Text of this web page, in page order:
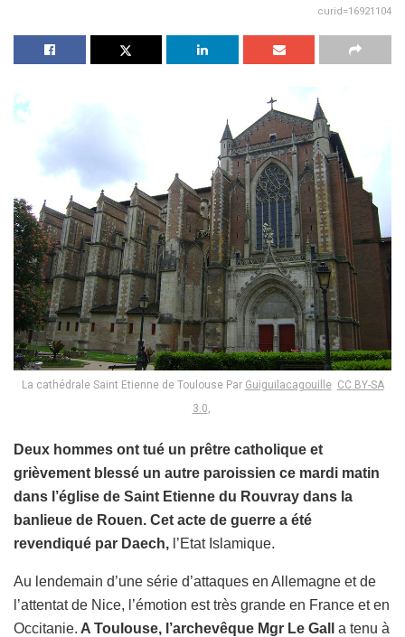
curid=16921104
La cathédrale Saint Etienne de Toulouse Par Guiguilacagouille CC BY-SA
3.0
Deux hommes ont tué un prêtre catholique et
grièvement blessé un autre paroissien ce mardi matin
dans l’église de Saint Etienne du Rouvray dans la
banlieue de Rouen. Cet acte de guerre a été
revendiqué par Daech, l’Etat Islamique.
Au lendemain d’une série d’attaques en Allemagne et de
l’attentat de Nice, l’émotion est très grande en France et en
Occitanie. A Toulouse, l’archevêque Mgr Le Gall
a tenu à